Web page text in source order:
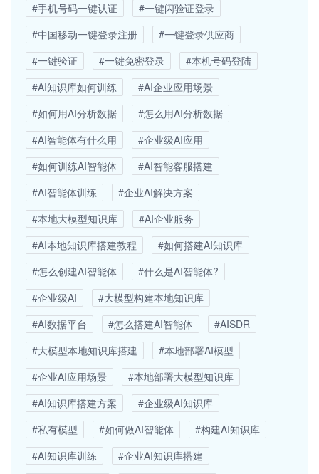
#手机号码一键认证
#一键闪验证登录
#中国移动一键登录注册
#一键登录供应商
#一键验证
#一键免密登录
#本机号码登陆
#AI知识库如何训练
#AI企业应用场景
#如何用AI分析数据
#怎么用AI分析数据
#AI智能体有什么用
#企业级AI应用
#如何训练AI智能体
#AI智能客服搭建
#AI智能体训练
#企业AI解决方案
#本地大模型知识库
#AI企业服务
#AI本地知识库搭建教程
#如何搭建AI知识库
#怎么创建AI智能体
#什么是AI智能体?
#企业级AI
#大模型构建本地知识库
#AI数据平台
#怎么搭建AI智能体
#AISDR
#大模型本地知识库搭建
#本地部署AI模型
#企业AI应用场景
#本地部署大模型知识库
#AI知识库搭建方案
#企业级AI知识库
#私有模型
#如何做AI智能体
#构建AI知识库
#AI知识库训练
#企业AI知识库搭建